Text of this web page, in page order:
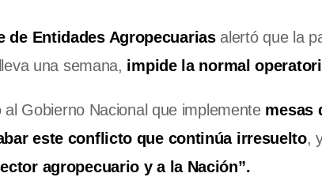
de Entidades Agropecuariasalertó que la
una semana, impide la normal
Gobierno Nacional que implemente mesas
este conflicto que continúa irresuelto,
agropecuario y a la Nación”.